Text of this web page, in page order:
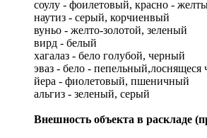
соулу - фоилетовый, красно -
наутиз - серый, корчиенвый
вуньо - желто-золотой, зеленый
вирд - белый
хагалаз - бело голубой, черный
эваз - бело - пепельный,лоснящеся
йера - фиолетовый, пшеничный
альгиз - зеленый, серый
Внешность объекта в раскладе